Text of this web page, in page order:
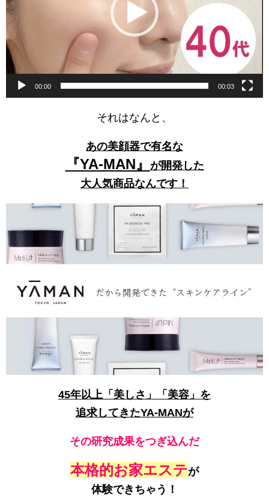
ー
ヤ
ー
00:00 00:03
それはなんと、
あの美顔器で有名な
『YA-MAN』
が開発した
大人気商品なんです！
45年以上「美しさ」「美容」を
追求してきたYA-MANが
その研究成果をつぎ込んだ
本格的お家エステが
体験できちゃう！